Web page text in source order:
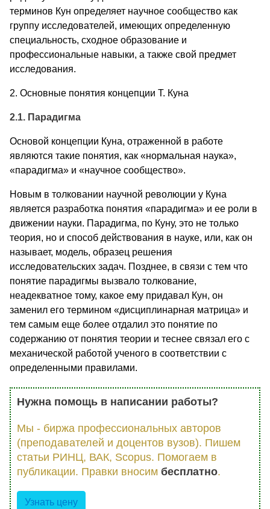
терминов Кун определяет научное сообщество как
группу исследователей, имеющих определенную
специальность, сходное образование и
профессиональные навыки, а также свой предмет
исследования.
2. Основные понятия концепции Т. Куна
2.1. Парадигма
Основой концепции Куна, отраженной в работе
являются такие понятия, как «нормаль­ная наука»,
«парадигма» и «научное сообщество».
Новым в толковании научной революции у Куна
является разработка понятия «парадигма» и ее роли в
движении науки. Парадигма, по Куну, это не только
теория, но и способ действования в науке, или, как он
называет, модель, образец решения
исследовательских задач. Позднее, в связи с тем что
понятие парадигмы вызвало толкование,
неадекватное тому, какое ему придавал Кун, он
заменил его термином «дисциплинарная матрица» и
тем самым еще более отдалил это понятие по
содержанию от понятия теории и теснее связал его с
механической работой ученого в соответствии с
определенными правилами.
Нужна помощь в написании работы?
Мы - биржа профессиональных авторов
(преподавателей и доцентов вузов). Пишем
статьи РИНЦ, ВАК, Scopus. Помогаем в
публикации. Правки вносим бесплатно.
Узнать цену